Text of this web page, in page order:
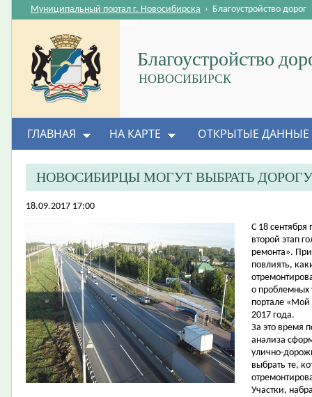
Благоустройство
НОВОСИБИРСК
Муниципальный портал г. Новосибирска › Благоустройство дорог
ГЛАВНАЯ НА КАРТЕ ОТКРЫТЫЕ ДАННЫЕ
НОВОСИБИРЦЫ МОГУТ ВЫБРАТЬ
18.09.2017 17:00
​С 18 сентября
второй этап
ремонта».
повлиять,
о проблемных
портале «Мой
2017 года.
За это время
анализа
улично-
выбрать те,
Участки,